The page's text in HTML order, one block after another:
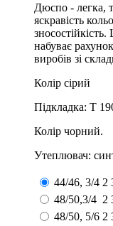
Дюспо - легка,
яскравість
набуває
виробів зі
Колір сірий
Підкладка: Т
Колір чорний.
Утеплювач:
44/46, 3/4 2
48/50,3/4 2
48/50, 5/6 2